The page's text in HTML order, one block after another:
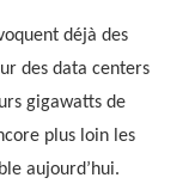
déjà des
des data centers
gigawatts de
plus loin les
aujourd’hui.